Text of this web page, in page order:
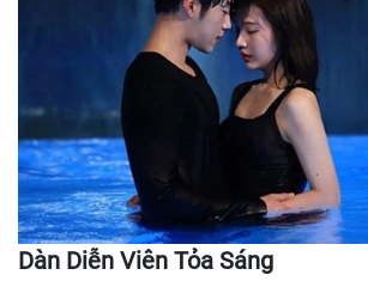
Dàn Diễn Viên Tỏa Sáng